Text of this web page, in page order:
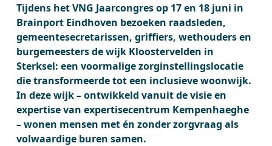
Tijdens het VNG Jaarcongres op 17 en 18 juni in
Brainport Eindhoven bezoeken raadsleden,
gemeentesecretarissen, griffiers, wethouders en
burgemeesters de wijk Kloostervelden in
Sterksel: een voormalige zorginstellingslocatie
die transformeerde tot een inclusieve woonwijk.
In deze wijk – ontwikkeld vanuit de visie en
expertise van expertisecentrum Kempenhaeghe
– wonen mensen met én zonder zorgvraag als
volwaardige buren samen.